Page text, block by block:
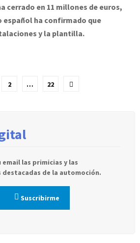
cerrado en 11 millones de euros,
español ha confirmado que
y la plantilla.
2 … 22
las primicias y las
destacadas de la automoción.
Suscribirme